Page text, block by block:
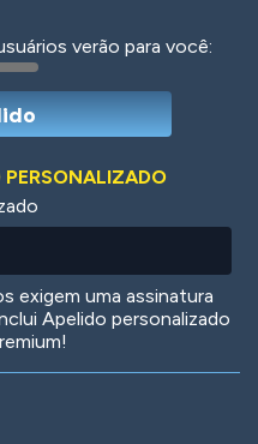
Cats
verão para você:
PERSONALIZADO
exigem uma assinatura
Apelido personalizado